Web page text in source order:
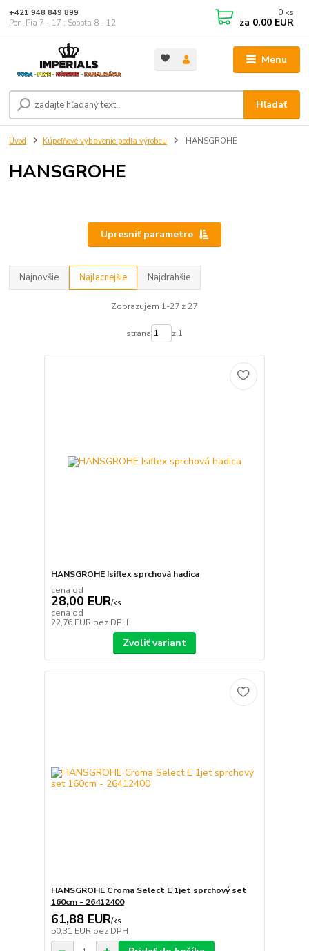
Menu
Hľadať
+421 948 849 899
Pon-Pia 7 - 17 ; Sobota 8 - 12
0 ks
za 0,00 EUR
Úvod Kúpeľňové vybavenie podľa výrobcu HANSGROHE
HANSGROHE
Upresniť parametre
Najnovšie Najlacnejšie Najdrahšie
Zobrazujem 1-27 z 27
strana z 1
HANSGROHE Isiflex sprchová hadica
cena od
28,00 EUR/ks
cena od
22,76 EUR bez DPH
Zvoliť variant
HANSGROHE Croma Select E 1jet sprchový set
160cm - 26412400
61,88 EUR/ks
50,31 EUR bez DPH